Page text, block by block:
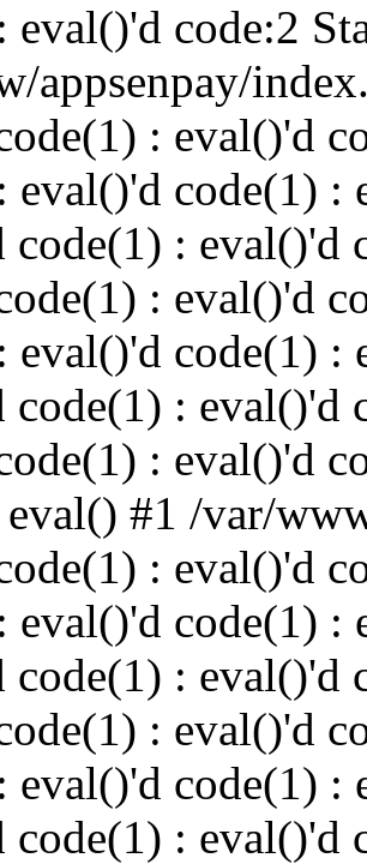
eval()'d code:2
appsenpay/
: eval()'d
eval()'d code(1) :
code(1) : eval()'d
: eval()'d
eval()'d code(1) :
code(1) : eval()'d
: eval()'d
#1 /var/
: eval()'d
eval()'d code(1) :
code(1) : eval()'d
: eval()'d
eval()'d code(1) :
code(1) : eval()'d